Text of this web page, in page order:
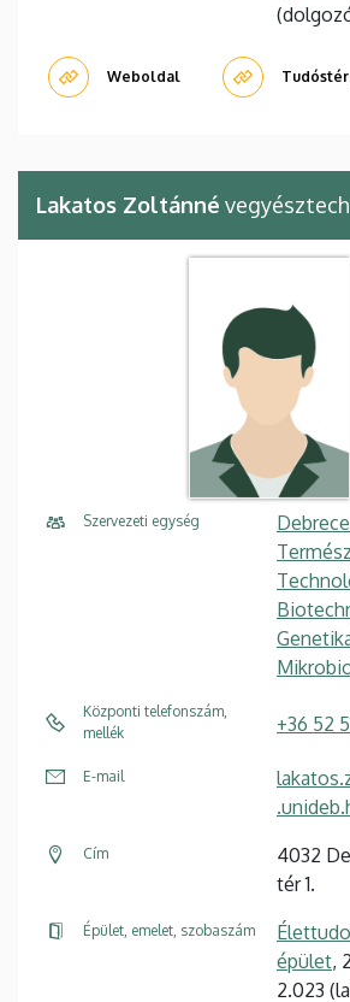
Weboldal
Lakatos Zoltánné
Szervezeti egység
Központi telefonszám,
mellék
+36 52
E-mail
Cím
4032
tér 1.
Épület, emelet, szobaszám
épület,
2.023